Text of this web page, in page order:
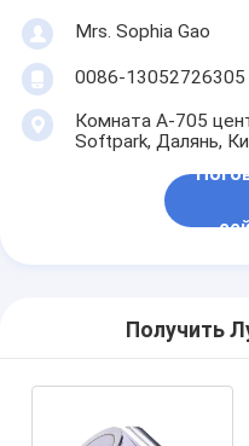
Клейкая лента
Клейкая лента
Фольга смотрела на
Mrs. Sophia Gao
0086-13052726305
Комната A-705
Softpark, Далянь,
Получить